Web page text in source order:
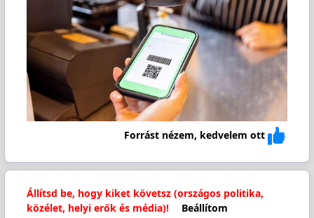
Forrást nézem, kedvelem ott
Állítsd be, hogy kiket követsz (országos politika,
közélet, helyi erők és média)!
Beállítom